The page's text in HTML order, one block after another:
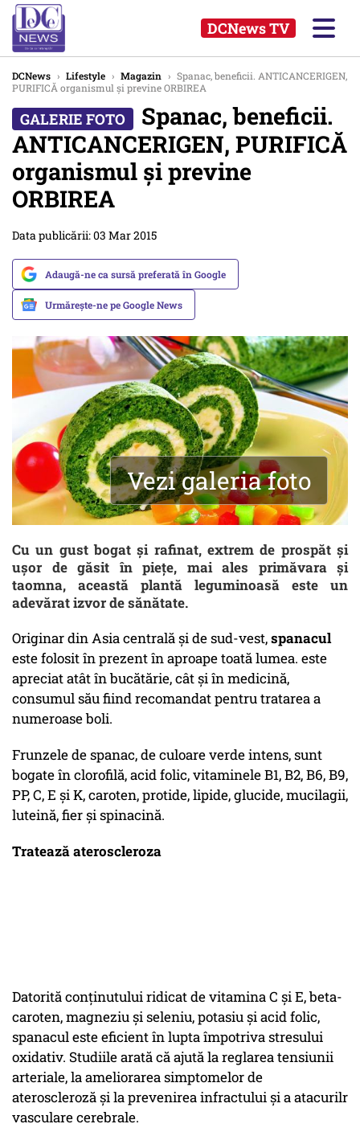
DCNews TV
DCNews › Lifestyle › Magazin › Spanac, beneficii. ANTICANCERIGEN,
PURIFICĂ organismul şi previne ORBIREA
Spanac, beneficii.
ANTICANCERIGEN, PURIFICĂ
organismul şi previne
ORBIREA
Data publicării: 03 Mar 2015
Adaugă-ne ca sursă preferată în Google
Urmărește-ne pe Google News
Vezi galeria foto
Cu un gust bogat şi rafinat, extrem de prospăt şi
uşor de găsit în pieţe, mai ales primăvara şi
taomna, această plantă leguminoasă este un
adevărat izvor de sănătate.
Originar din Asia centrală şi de sud-vest,spanacul
este folosit în prezent în aproape toată lumea. este
apreciat atât în bucătărie, cât şi în medicină,
consumul său fiind recomandat pentru tratarea a
numeroase boli.
Frunzele de spanac, de culoare verde intens, sunt
bogate în clorofilă, acid folic, vitaminele B1, B2, B6, B9,
PP, C, E şi K, caroten, protide, lipide, glucide, mucilagii,
luteină, fier şi spinacină.
Tratează ateroscleroza
Datorită conţinutului ridicat de vitamina C şi E, beta-
caroten, magneziu şi seleniu, potasiu şi acid folic,
spanacul este eficient în lupta împotriva stresului
oxidativ. Studiile arată că ajută la reglarea tensiunii
arteriale, la ameliorarea simptomelor de
ateroscleroză şi la prevenirea infractului şi a atacurilr
vasculare cerebrale.